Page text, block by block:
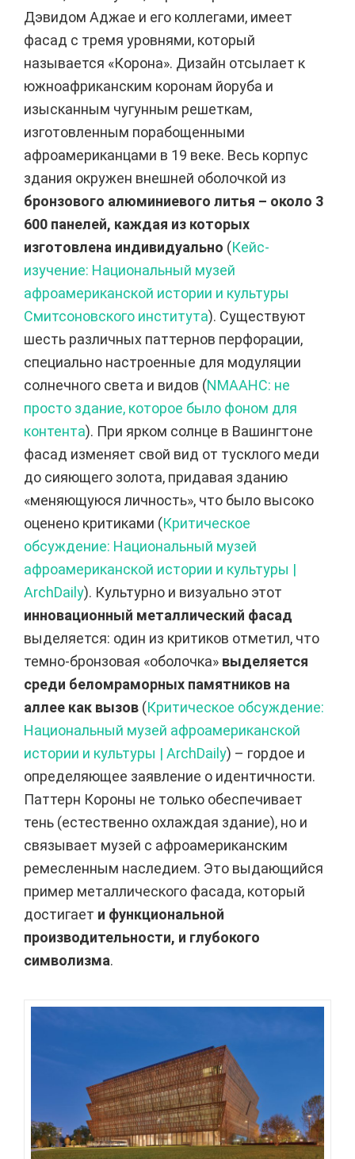
Дэвидом Аджае и его коллегами, имеет
фасад с тремя уровнями, который
называется «Корона». Дизайн отсылает к
южноафриканским коронам йоруба и
изысканным чугунным решеткам,
изготовленным порабощенными
афроамериканцами в 19 веке. Весь корпус
здания окружен внешней оболочкой из
бронзового алюминиевого литья – около 3
600 панелей, каждая из которых
изготовлена индивидуально (Кейс-
изучение: Национальный музей
афроамериканской истории и культуры
Смитсоновского института). Существуют
шесть различных паттернов перфорации,
специально настроенные для модуляции
солнечного света и видов (NMAAHC: не
просто здание, которое было фоном для
контента). При ярком солнце в Вашингтоне
фасад изменяет свой вид от тусклого меди
до сияющего золота, придавая зданию
«меняющуюся личность», что было высоко
оценено критиками (Критическое
обсуждение: Национальный музей
афроамериканской истории и культуры |
ArchDaily). Культурно и визуально этот
инновационный металлический фасад
выделяется: один из критиков отметил, что
темно-бронзовая «оболочка» выделяется
среди беломраморных памятников на
аллее как вызов (Критическое обсуждение:
Национальный музей афроамериканской
истории и культуры | ArchDaily) – гордое и
определяющее заявление о идентичности.
Паттерн Короны не только обеспечивает
тень (естественно охлаждая здание), но и
связывает музей с афроамериканским
ремесленным наследием. Это выдающийся
пример металлического фасада, который
достигает и функциональной
производительности, и глубокого
символизма.